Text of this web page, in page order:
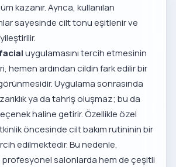
kazanır. Ayrıca, kullanılan
sayesinde cilt tonu eşitlenir ve
uygulamasını tercih etmesinin
hemen ardından cildin fark edilir bir
Uygulama sonrasında
ya da tahriş oluşmaz; bu da
haline getirir. Özellikle özel
öncesinde cilt bakım rutininin bir
edilmektedir. Bu nedenle,
profesyonel salonlarda hem de çeşitli